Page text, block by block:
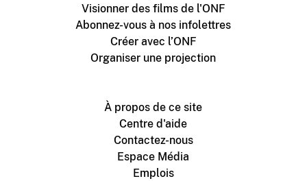
Visionner des films de l'ONF
Abonnez-vous à nos infolettres
Créer avec l’ONF
Organiser une projection
À propos de ce site
Centre d'aide
Contactez-nous
Espace Média
Emplois